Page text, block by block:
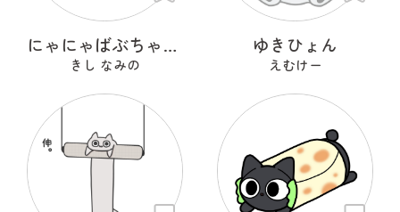
にゃにゃばぶちゃんず
きし なみの
ゆきひょん
えむけー